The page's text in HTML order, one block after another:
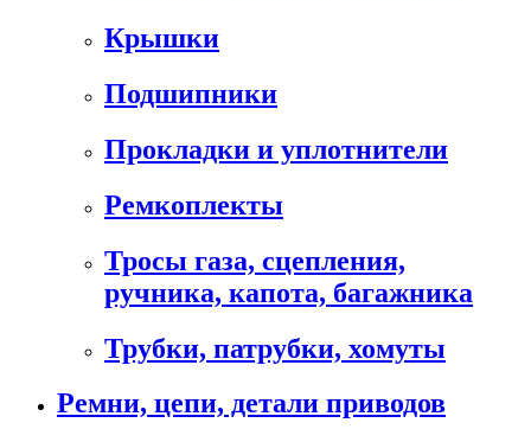
Крышки
Подшипники
Прокладки и уплотнители
Ремкоплекты
Тросы газа, сцепления,
ручника, капота, багажника
Трубки, патрубки, хомуты
Ремни, цепи, детали приводов